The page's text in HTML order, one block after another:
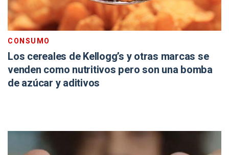
CONSUMO
Los cereales de Kellogg’s y otras marcas se
venden como nutritivos pero son una bomba
de azúcar y aditivos